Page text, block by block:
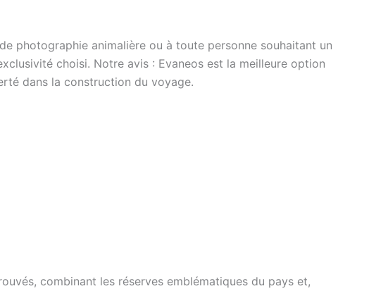
photographie animalière ou à toute personne souhaitant un
choisi. Notre avis : Evaneos est la meilleure option
dans la construction du voyage.
combinant les réserves emblématiques du pays et,